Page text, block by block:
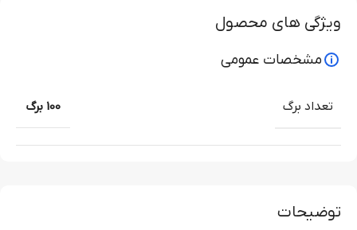
توضیحات
ویژگی های محصول
مشخصات عمومی
تعداد برگ 100 برگ